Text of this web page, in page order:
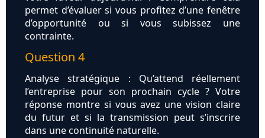
permet d’évaluer si vous profitez d’une fenêtre
d’opportunité ou si vous subissez une
contrainte.
Question 4
Analyse stratégique : Qu’attend réellement
l’entreprise pour son prochain cycle ? Votre
réponse montre si vous avez une vision claire
du futur et si la transmission peut s’inscrire
dans une continuité naturelle.